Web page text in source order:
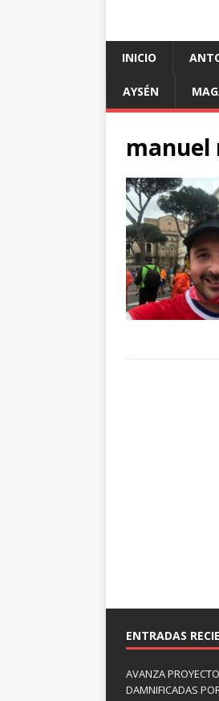
INICIO
AYSÉN
manuel
ENTRADAS
AVANZA
DAMNIFICADAS